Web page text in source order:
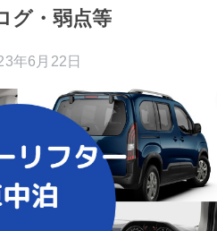
グ・弱点等
年6月22日